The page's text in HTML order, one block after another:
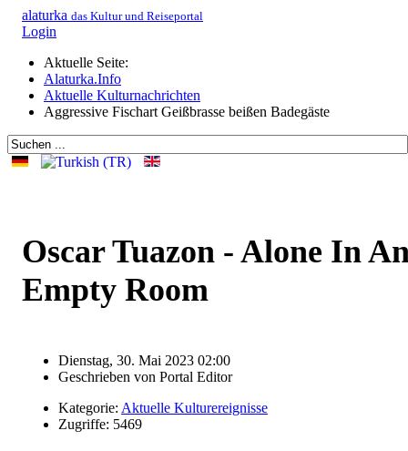
alaturka das Kultur und Reiseportal
Login
Aktuelle Seite:
Alaturka.Info
Aktuelle Kulturnachrichten
Aggressive Fischart Geißbrasse beißen Badegäste
Oscar Tuazon - Alone In
Empty Room
Dienstag, 30. Mai 2023 02:00
Geschrieben von Portal Editor
Kategorie: Aktuelle Kulturereignisse
Zugriffe: 5469